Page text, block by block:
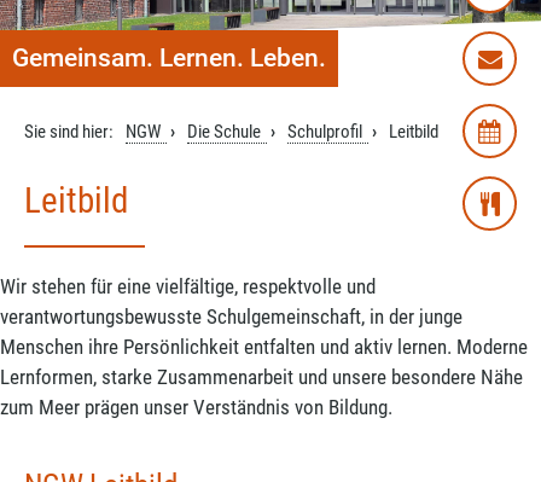
Gemeinsam. Lernen. Leben.
Sie sind hier: NGW Die Schule Schulprofil Leitbild
Leitbild
Wir stehen für eine vielfältige, respektvolle und
verantwortungsbewusste Schulgemeinschaft, in der junge
Menschen ihre Persönlichkeit entfalten und aktiv lernen. Moderne
Lernformen, starke Zusammenarbeit und unsere besondere Nähe
zum Meer prägen unser Verständnis von Bildung.